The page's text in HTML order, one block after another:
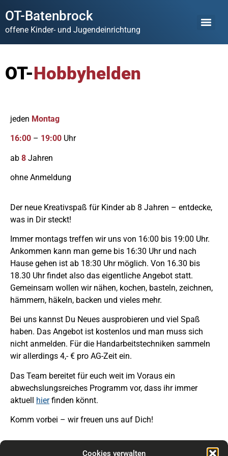
Cookies verwalten
OT-Batenbrock
offene Kinder- und Jugendeinrichtung
OT-Hobbyhelden
jeden Montag
16:00 – 19:00 Uhr
ab 8 Jahren
ohne Anmeldung
Der neue Kreativspaß für Kinder ab 8 Jahren – entdecke,
was in Dir steckt!
Immer montags treffen wir uns von 16:00 bis 19:00 Uhr.
Ankommen kann man gerne bis 16:30 Uhr und nach
Hause gehen ist ab 18:30 Uhr möglich. Von 16.30 bis
18.30 Uhr findet also das eigentliche Angebot statt.
Gemeinsam wollen wir nähen, kochen, basteln, zeichnen,
hämmern, häkeln, backen und vieles mehr.
Bei uns kannst Du Neues ausprobieren und viel Spaß
haben. Das Angebot ist kostenlos und man muss sich
nicht anmelden. Für die Handarbeitstechniken sammeln
wir allerdings 4,- € pro AG-Zeit ein.
Das Team bereitet für euch weit im Voraus ein
abwechslungsreiches Programm vor, dass ihr immer
aktuell hierfinden könnt.
Komm vorbei – wir freuen uns auf Dich!